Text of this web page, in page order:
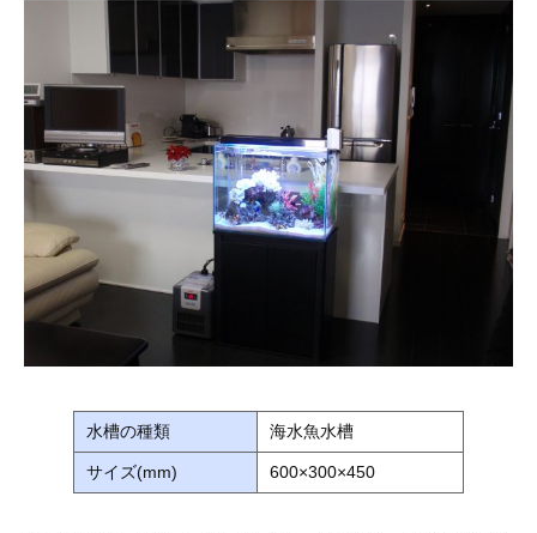
水槽の種類 海水魚水槽
サイズ(mm) 600×300×450